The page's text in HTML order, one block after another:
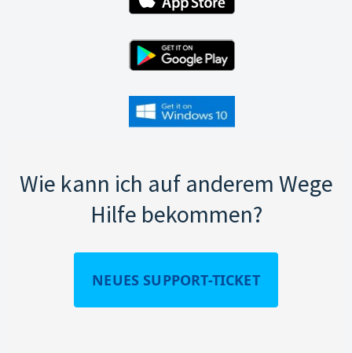
Wie kann ich auf anderem Wege
Hilfe bekommen?
NEUES SUPPORT-TICKET